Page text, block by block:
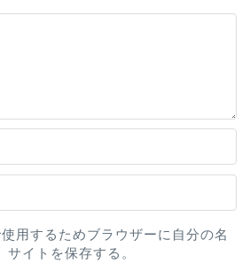
用するためブラウザーに自分の名
イトを保存する。